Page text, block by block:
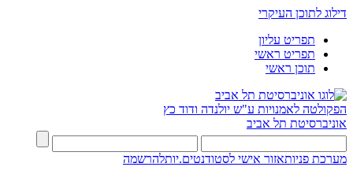
דילוג לתוכן העיקרי
תפריט עליון
תפריט ראשי
תוכן ראשי
הפקולטה לאמנויות ע"ש יולנדה ודוד כץ
אוניברסיטת תל אביב
מערכת פניותאזור אישי לסטודנטים.יותלהרשמה